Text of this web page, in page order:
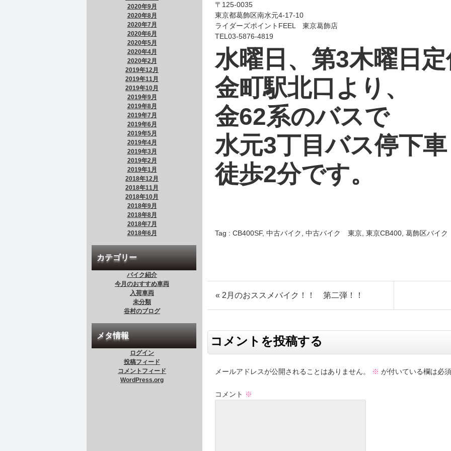
〒125-0035
東京都葛飾区南水元4-17-10
ライダーズポイントFEEL 東京葛飾店
TEL03-5876-4819
水曜日、第3木曜日
金町駅北口より、
金62系のバスで
水元3丁目バス停下車
徒歩2分です。
Tag : CB400SF, 中古バイク 中古バイク 東京 東京CB400 葛飾区バイク
« 2月のおススメバイク！！ 第二弾！！
コメントを投稿する
メールアドレスが公開されることはありません。 ※ が付いている欄は必
コメント ※
2020年9月
2020年8月
2020年7月
2020年6月
2020年5月
2020年4月
2020年2月
2019年12月
2019年11月
2019年10月
2019年9月
2019年8月
2019年7月
2019年6月
2019年5月
2019年4月
2019年3月
2019年2月
2019年1月
2018年12月
2018年11月
2018年10月
2018年9月
2018年8月
2018年7月
2018年6月
カテゴリー
バイク紹介
今月のおすすめ車両
入荷車両
未分類
谷村のブログ
メタ情報
ログイン
投稿フィード
コメントフィード
WordPress.org